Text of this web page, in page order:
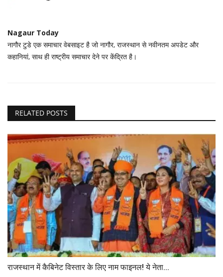
Nagaur Today
नागौर टुडे एक समाचार वेबसाइट है जो नागौर, राजस्थान से नवीनतम अपडेट और
कहानियां, साथ ही राष्ट्रीय समाचार देने पर केंद्रित है।
RELATED POSTS
राजस्थान में कैबिनेट विस्तार के लिए नाम फाइनल! ये नेता...